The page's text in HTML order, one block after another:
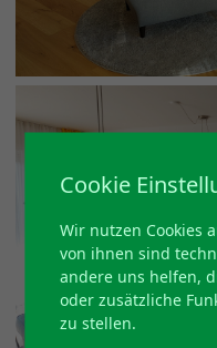
Cookie
Wir nutzen Cookies
von ihnen sind
andere uns helfen,
oder zusätzliche
zu stellen.